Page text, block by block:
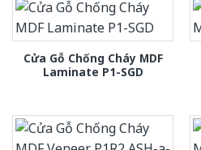
Cửa Gỗ Chống Cháy MDF
Laminate P1-SGD